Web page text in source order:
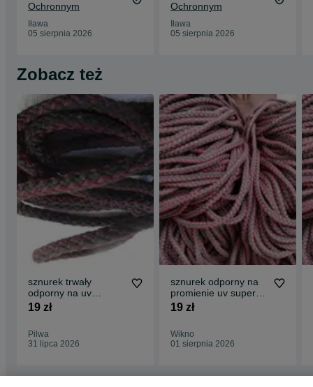
Ochronnym
Iława
05 sierpnia 2026
Ochronnym
Iława
05 sierpnia 2026
Zobacz też
sznurek trwały
odporny na uv
19 zł
Pilwa
31 lipca 2026
sznurek odporny na
promienie uv super
19 zł
Wikno
01 sierpnia 2026